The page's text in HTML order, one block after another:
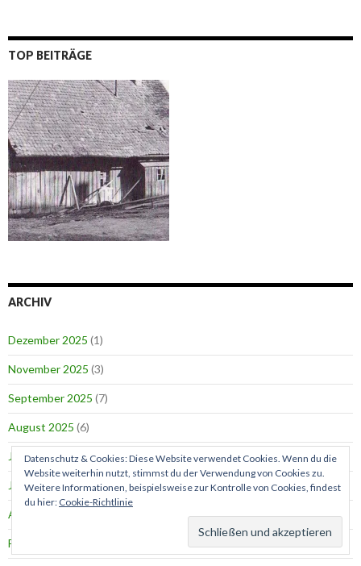
TOP BEITRÄGE
ARCHIV
Dezember 2025 (1)
November 2025 (3)
September 2025 (7)
August 2025 (6)
Juli 2025(4)
Juni 2025(7)
April 2025
Februar 2025
Datenschutz & Cookies: Diese Website verwendet Cookies. Wenn du die
Website weiterhin nutzt, stimmst du der Verwendung von Cookies zu.
Weitere Informationen, beispielsweise zur Kontrolle von Cookies, findest
du hier: Cookie-Richtlinie